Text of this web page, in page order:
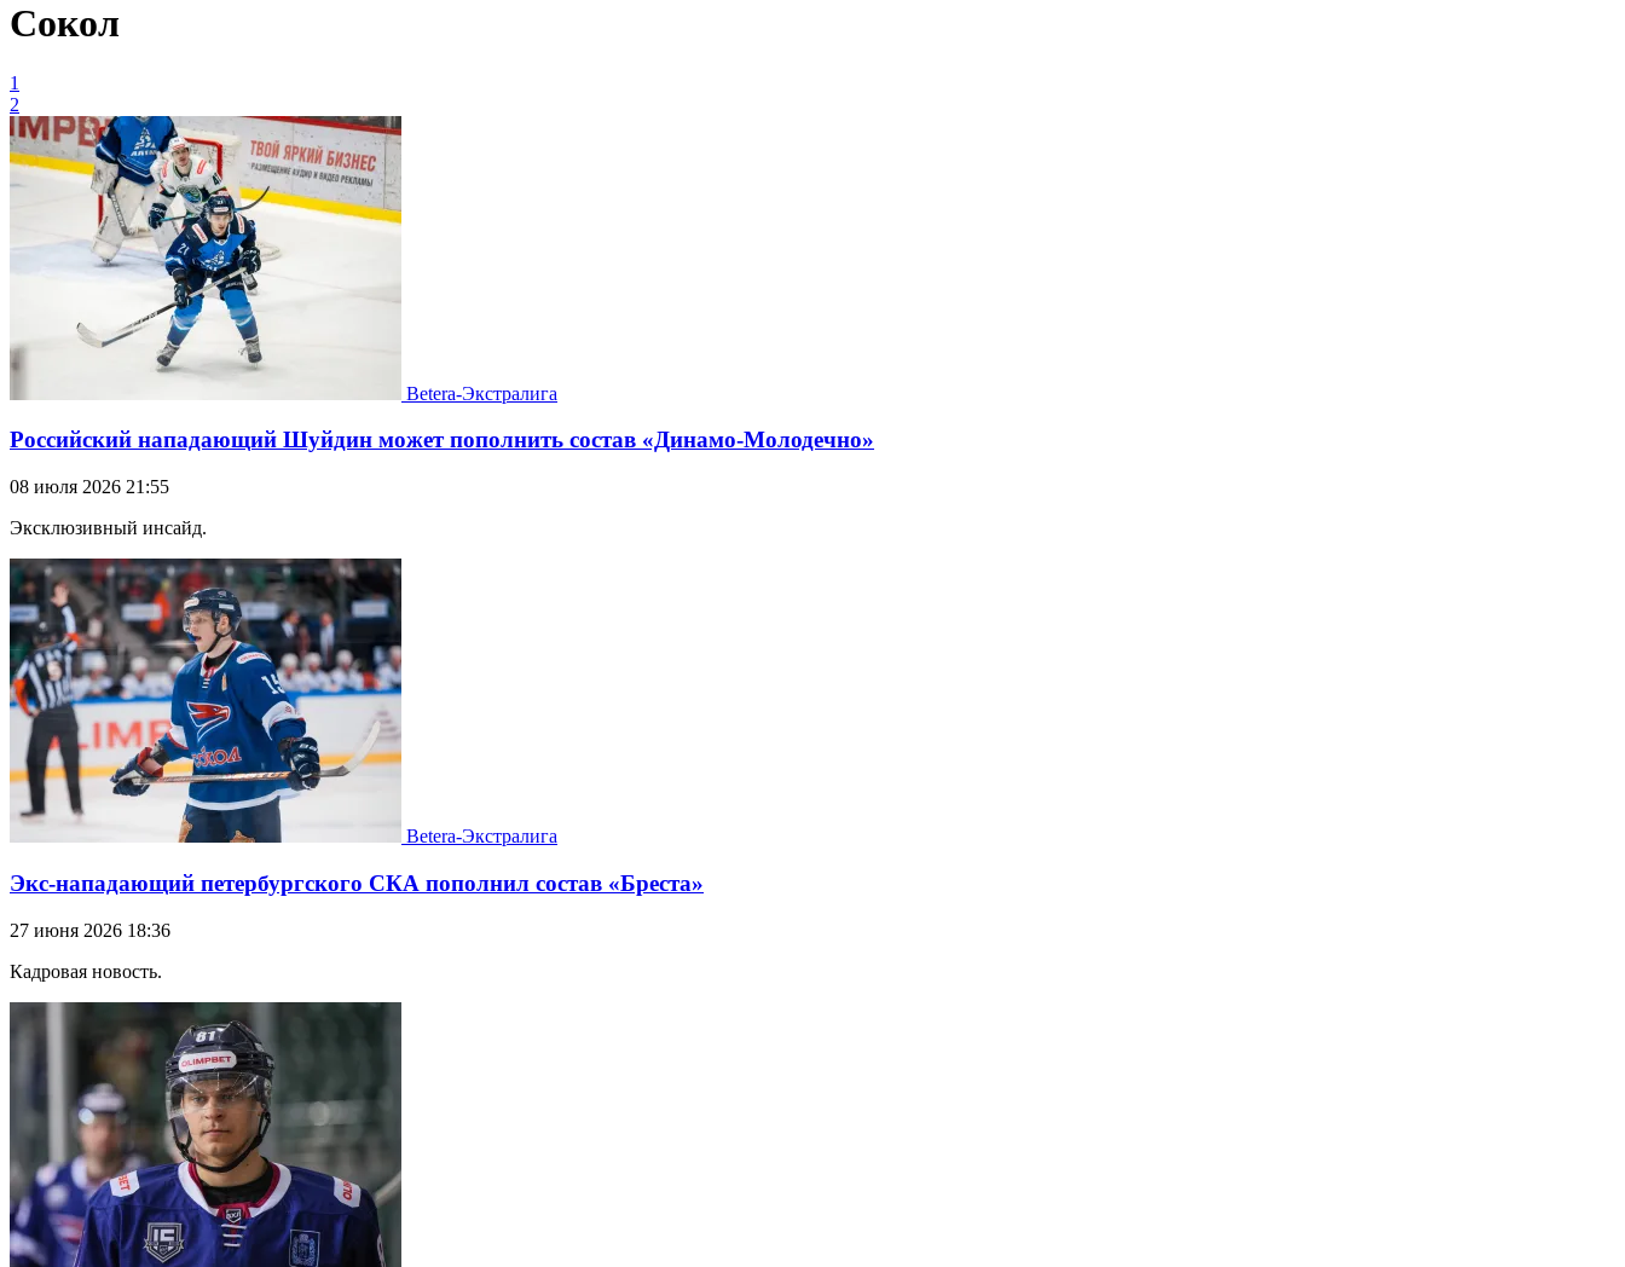
Сокол
1
2
Betera-Экстралига
Российский нападающий Шуйдин может пополнить состав «Динамо-Молодечно»
08 июля 2026 21:55
Эксклюзивный инсайд.
Betera-Экстралига
Экс-нападающий петербургского СКА пополнил состав «Бреста»
27 июня 2026 18:36
Кадровая новость.